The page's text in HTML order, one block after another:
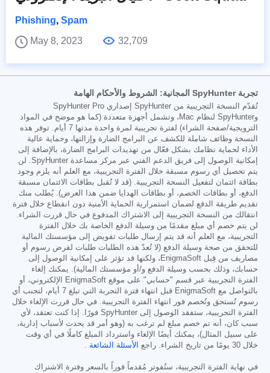
Phishing, Spam
May 8, 2023
32,709
تجربة SpyHunter المجانية: الشروط والأحكام الهامة
تُقدّم النسخة التجريبية من SpyHunter إصداري SpyHunter Pro
وSpyHunter لنظام Mac، وتشمل أجهزة متعددة (كما هو موضح في المواد
الترويجية/صفحة الشراء) لفترة تجريبية لمرة واحدة مدتها 7 أيام. توفر هذه
النسخة وظائف شاملة للكشف عن البرامج الضارة وإزالتها، وحماية عالية
الأداء لحماية نظامك بشكل فعّال من تهديدات البرامج الضارة، بالإضافة إلى
إمكانية الوصول إلى فريق الدعم الفني عبر مركز مساعدة SpyHunter. لن
يتم تحصيل أي رسوم مسبقة خلال الفترة التجريبية، مع العلم أنه يلزم وجود
بطاقة ائتمان لتفعيل النسخة التجريبية. (قد لا تُقبل بطاقات الائتمان مسبقة
الدفع، أو بطاقات الخصم، أو بطاقات الهدايا ضمن هذا العرض). يُطلب منك
تقديم طريقة الدفع لضمان استمرارية الحماية الأمنية دون انقطاع خلال فترة
انتقالك من النسخة التجريبية إلى الاشتراك المدفوع في حال قررت الشراء.
لن يتم خصم أي مبلغ مقدمًا من وسيلة الدفع الخاصة بك خلال الفترة
التجريبية، مع العلم أنه قد يتم إرسال طلبات تفويض إلى مؤسستك المالية
للتحقق من صحة وسيلة الدفع (لا تُعدّ هذه الطلبات طلبات لفرض رسوم أو
مصاريف من قِبل EnigmaSoft، ولكنها قد تؤثر على إمكانية الوصول إلى
حسابك، وذلك بحسب وسيلة الدفع و/أو مؤسستك المالية). يمكنك إلغاء
الفترة التجريبية عبر قسم "حسابي" على موقع EnigmaSoft الإلكتروني، أو
بالتواصل مع EnigmaSoft قبل انتهاء فترة التجربة التي تبلغ 7 أيام، لتجنب أي
رسوم تُستحق وتُخصم فور انتهاء الفترة التجريبية. في حال قررت الإلغاء خلال
الفترة التجريبية، ستفقد الوصول إلى SpyHunter فورًا. إذا كنت تعتقد، لأي
سبب كان، أنه تم خصم مبلغ لم ترغب به (وهو أمر قد يحدث لأسباب إدارية،
على سبيل المثال)، يمكنك أيضًا الإلغاء واسترداد المبلغ كاملًا في أي وقت
خلال 30 يومًا من تاريخ الشراء. راجع
الأسئلة الشائعة .
في نهاية الفترة التجريبية، ستُفوتر مُقدماً فوراً بالسعر وفترة الاشتراك